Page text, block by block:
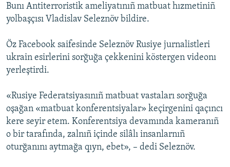
BLOGLAR
FİKİR
Русский
Українською
QOŞULIÑIZ!
RFE/RS bütün saytları
Bunı Antiterroristik ameliyatınıñ matbuat hızmetiniñ
yolbaşçısı Vladislav Seleznöv bildire.
Öz Facebook saifesinde Seleznöv Rusiye jurnalistleri
ukrain esirlerini sorğuğa çekkenini köstergen videonı
yerleştirdi.
«Rusiye Federatsiyasınıñ matbuat vastaları sorğuğa
oşağan «matbuat konferentsiyalar» keçirgenini qaçıncı
kere seyir etem. Konferentsiya devamında kameranıñ
o bir tarafında, zalnıñ içinde silâlı insanlarnıñ
oturğanını aytmağa qıyn, ebet», – dedi Seleznöv.